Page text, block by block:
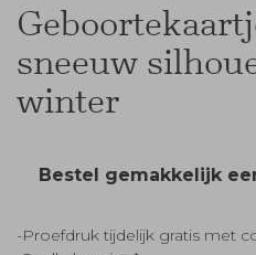
sneeuw
winter
Bestel gemakkelijk
-Proefdruk tijdelijk gratis met